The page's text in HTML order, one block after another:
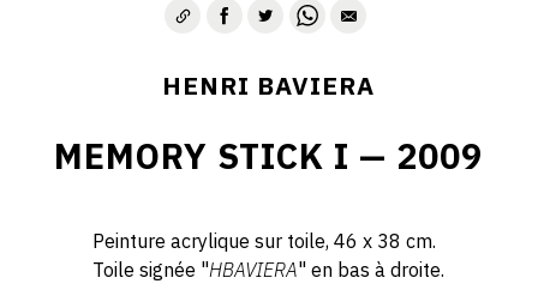
HENRI BAVIERA
MEMORY STICK I — 2009
Peinture acrylique sur toile, 46 x 38 cm.
Toile signée "HBAVIERA" en bas à droite.